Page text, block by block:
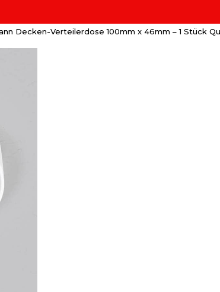
Decken-Verteilerdose 100mm x 46mm – 1 Stück